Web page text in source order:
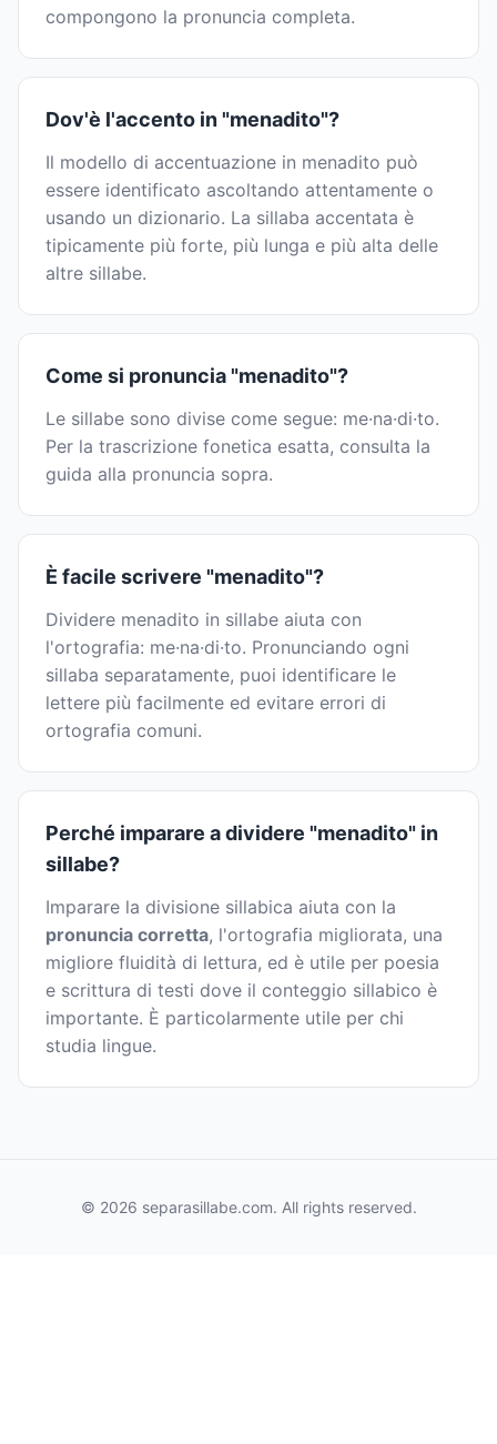
compongono la pronuncia completa.
Dov'è l'accento in "menadito"?
Il modello di accentuazione in menadito può
essere identificato ascoltando attentamente o
usando un dizionario. La sillaba accentata è
tipicamente più forte, più lunga e più alta delle
altre sillabe.
Come si pronuncia "menadito"?
Le sillabe sono divise come segue: me·na·di·to.
Per la trascrizione fonetica esatta, consulta la
guida alla pronuncia sopra.
È facile scrivere "menadito"?
Dividere menadito in sillabe aiuta con
l'ortografia: me·na·di·to. Pronunciando ogni
sillaba separatamente, puoi identificare le
lettere più facilmente ed evitare errori di
ortografia comuni.
Perché imparare a dividere "menadito" in
sillabe?
Imparare la divisione sillabica aiuta con la
pronuncia corretta, l'ortografia migliorata, una
migliore fluidità di lettura, ed è utile per poesia
e scrittura di testi dove il conteggio sillabico è
importante. È particolarmente utile per chi
studia lingue.
© 2026 separasillabe.com. All rights reserved.